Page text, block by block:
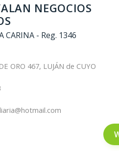
NEGOCIOS
CARINA- Reg. 1346
ORO 467, LUJÁN de CUYO